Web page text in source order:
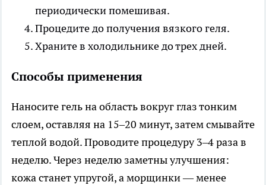
периодически помешивая.
Процедите до получения вязкого геля.
Храните в холодильнике до трех дней.
Способы применения
Наносите гель на область вокруг глаз тонким
слоем, оставляя на 15–20 минут, затем смывайте
теплой водой. Проводите процедуру 3–4 раза в
неделю. Через неделю заметны улучшения:
кожа станет упругой, а морщинки — менее